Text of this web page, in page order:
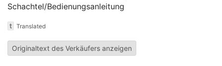
Schachtel/Bedienungsanleitung
t Translated
Originaltext des Verkäufers anzeigen